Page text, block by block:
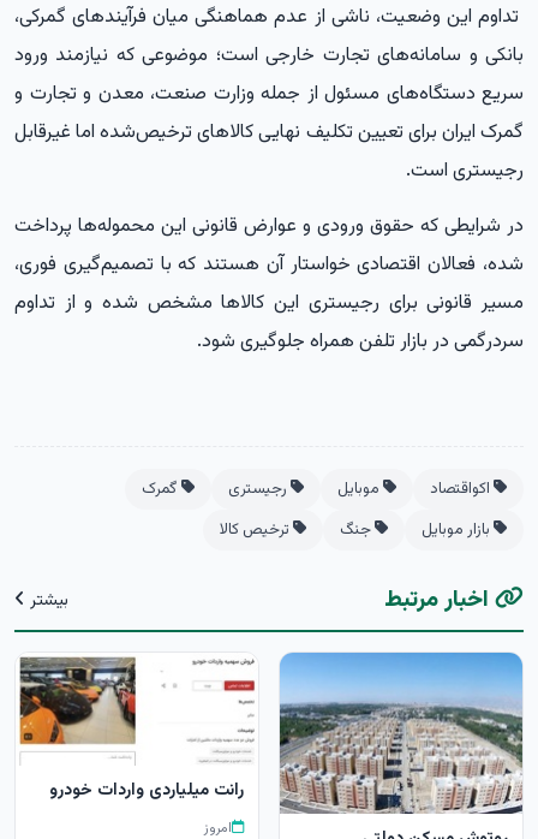
تداوم این وضعیت، ناشی از عدم هماهنگی میان فرآیندهای گمرکی،
بانکی و سامانه‌های تجارت خارجی است؛ موضوعی که نیازمند ورود
سریع دستگاه‌های مسئول از جمله وزارت صنعت، معدن و تجارت و
گمرک ایران برای تعیین تکلیف نهایی کالاهای ترخیص‌شده اما غیرقابل
رجیستری است.
در شرایطی که حقوق ورودی و عوارض قانونی این محموله‌ها پرداخت
شده، فعالان اقتصادی خواستار آن هستند که با تصمیم‌گیری فوری،
مسیر قانونی برای رجیستری این کالاها مشخص شده و از تداوم
سردرگمی در بازار تلفن همراه جلوگیری شود.
اکواقتصاد موبایل رجیستری
گمرک
بازار موبایل
جنگ ترخیص کالا
اخبار مرتبط بیشتر
رانت میلیاردی واردات خودرو
امروز